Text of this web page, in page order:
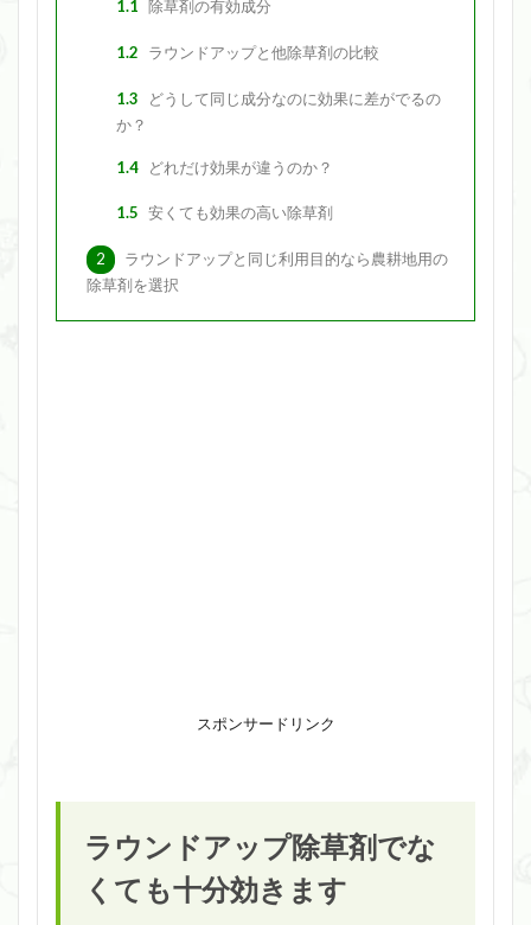
1.1 除草剤の有効成分
1.2 ラウンドアップと他除草剤の比較
1.3
どうして同じ成分なのに効果に差がでるの
か？
1.4 どれだけ効果が違うのか？
1.5 安くても効果の高い除草剤
2
ラウンドアップと同じ利用目的なら農耕地用の
除草剤を選択
スポンサードリンク
ラウンドアップ除草剤でな
くても十分効きます